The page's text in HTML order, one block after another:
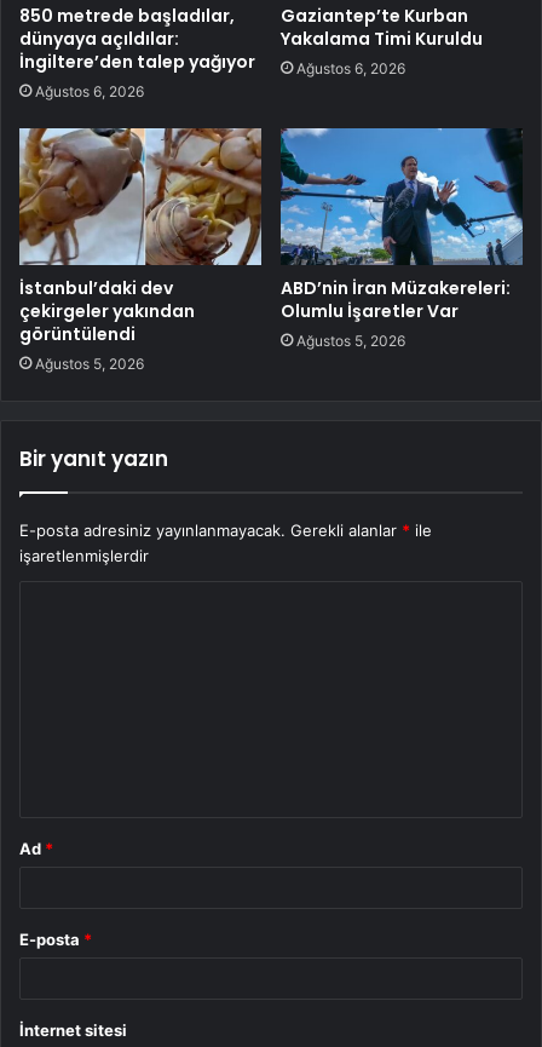
850 metrede başladılar,
dünyaya açıldılar:
İngiltere’den talep yağıyor
Ağustos 6, 2026
Gaziantep’te Kurban
Yakalama Timi Kuruldu
Ağustos 6, 2026
İstanbul’daki dev
çekirgeler yakından
görüntülendi
Ağustos 5, 2026
ABD’nin İran Müzakereleri:
Olumlu İşaretler Var
Ağustos 5, 2026
Bir yanıt yazın
E-posta adresiniz yayınlanmayacak. Gerekli alanlar * ile
işaretlenmişlerdir
Ad *
E-posta *
İnternet sitesi